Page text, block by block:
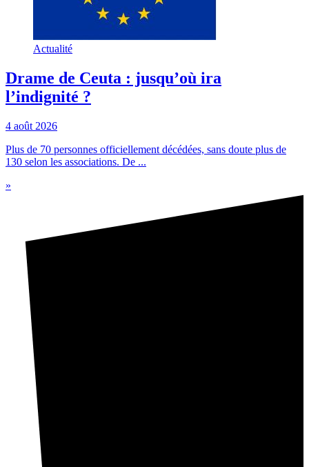
Actualité
Drame de Ceuta : jusqu’où ira
l’indignité ?
4 août 2026
Plus de 70 personnes officiellement décédées, sans doute plus de
130 selon les associations. De ...
»